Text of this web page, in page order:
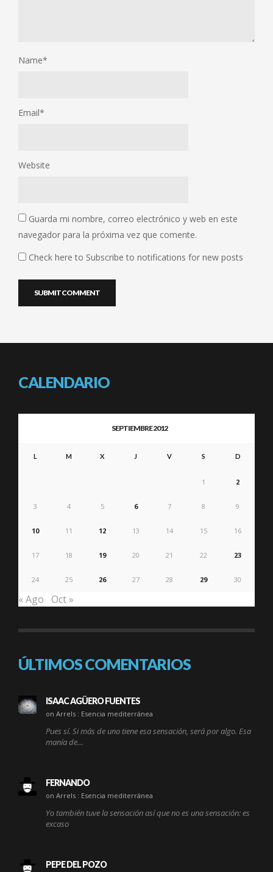
Name*
Email*
Website
Guarda mi nombre, correo electrónico y web en este
navegador para la próxima vez que comente.
Check here to Subscribe to notifications for new posts
CALENDARIO
SEPTIEMBRE 2012
L M X J V S D
1 2
3 4 5 6 7 8 9
10 11 12 13 14 15 16
17 18 19 20 21 22 23
24 25 26 27 28 29 30
« Ago Oct »
ÚLTIMOS COMENTARIOS
ISAAC AGÜERO FUENTES
on Arrels : Esencia mediterránea
Pues sí. Si más de uno tiene esa sensación, será por algo. Esa
manía de…
FERNANDO
on Arrels : Esencia mediterránea
Yo también tuve la sensación así que no es una sensación: es
excaso
PEPE DEL POZO